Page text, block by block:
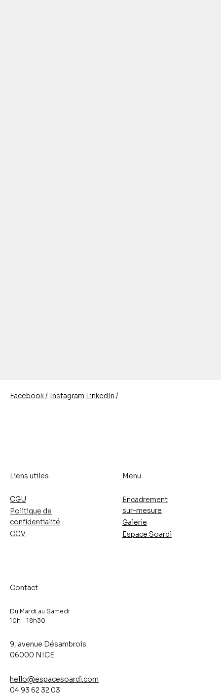
Facebook / Instagram /
LinkedIn
Liens utiles
CGU
CGV
Politique de
confidentialité
Menu
Encadrement
sur-mesure
Galerie
Espace Soardi
Contact
hello@espacesoardi.com
04 93 62 32 03
Du Mardi au Samedi
10h - 18h30​
9, avenue Désambrois
06000 NICE